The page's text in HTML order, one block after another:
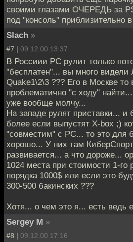
своими глазами ОЧЕРЕДЬ за
под "консоль" приблизительно
Slach »
#7 | 09.12.00 13:37
В Россиии PC рулит только
"бесплатен"... вы много видели
Quake1\2\3 ??? Его в Москве то
проблематично "с ходу"
уже вообще молчу...
На западе рулят приставки... и
более если выпустят X-box ;)
"совместим" с PC... то это для
хорошо... У них там
развивается... а что дороже...
1024 места при стоимости 1-го
порядка 1000$ или если это
300-500 бакинских ???
Хотя... о чем это я... есть ведь
Sergey M »
#8 | 09.12.00 17:16